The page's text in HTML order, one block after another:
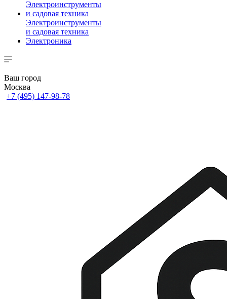
Электроинструменты
и садовая техника
Электроника
Ваш город
Москва
+7 (495) 147-98-78